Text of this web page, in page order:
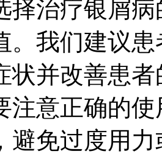
择治疗银屑
。我们建议
状并改善患
注意正确的
避免过度用